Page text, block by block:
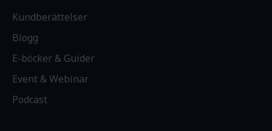
Kundberättelser
Blogg
E-böcker & Guider
Event & Webinar
Podcast